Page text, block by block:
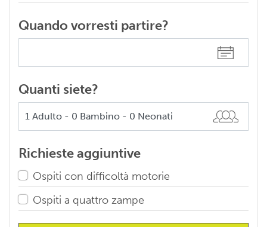
Quando vorresti partire?
Quanti siete?
Richieste aggiuntive
Ospiti con difficoltà motorie
Ospiti a quattro zampe